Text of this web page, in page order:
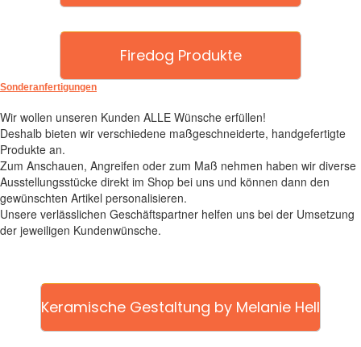
Firedog Produkte
Sonderanfertigungen
Wir wollen unseren Kunden ALLE Wünsche erfüllen!
Deshalb bieten wir verschiedene maßgeschneiderte, handgefertigte
Produkte an.
Zum Anschauen, Angreifen oder zum Maß nehmen haben wir diverse
Ausstellungsstücke direkt im Shop bei uns und können dann den
gewünschten Artikel personalisieren.
Unsere verlässlichen Geschäftspartner helfen uns bei der Umsetzung
der jeweiligen Kundenwünsche.
Keramische Gestaltung by Melanie Hell